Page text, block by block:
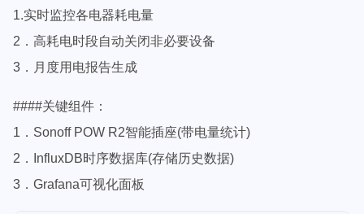
1.实时监控各电器耗电量
2．高耗电时段自动关闭非必要设备
3．月度用电报告生成
####关键组件：
1．Sonoff POW R2智能插座(带电量统计)
2．InfluxDB时序数据库(存储历史数据)
3．Grafana可视化面板